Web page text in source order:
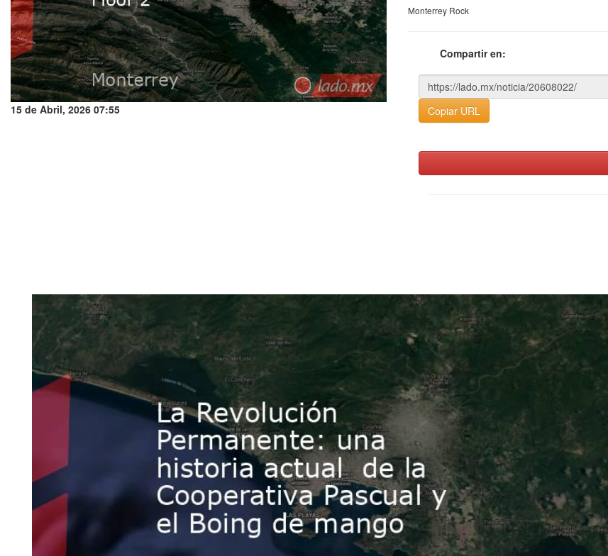
15 de Abril, 2026 07:55
Monterrey Rock
Compartir en:
Copiar URL